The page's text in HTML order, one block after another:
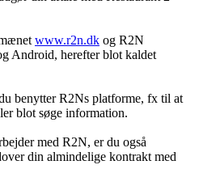
www.r2n.dk og R2N
Android, herefter blot kaldet
benytter R2Ns platforme, fx til at
blot søge information.
med R2N, er du også
din almindelige kontrakt med